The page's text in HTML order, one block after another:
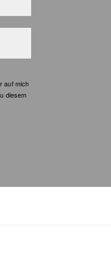
auf mich
diesem